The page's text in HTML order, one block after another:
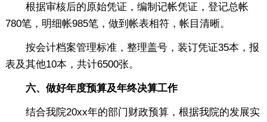
根据审核后的原始凭证，编制记帐凭证，登记总帐
780笔，明细帐985笔，做到帐表相符，帐目清晰。
按会计档案管理标准，整理盖号，装订凭证35本，报
表及其他10本，共计6500张。
六、做好年度预算及年终决算工作
结合我院20xx年的部门财政预算，根据我院的发展实